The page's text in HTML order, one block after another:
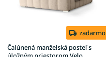
u
zadarmo
Čalúnená manželská posteľ s